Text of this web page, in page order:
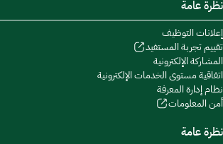
نظرة عامة
إعلانات التوظيف
تقييم تجربة المستفيد
المشاركة الإلكترونية
اتفاقية مستوى الخدمات الإلكترونية
نظام إدارة المعرفة
أمن المعلومات
نظرة عامة